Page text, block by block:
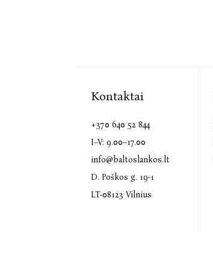
Kontaktai
+370 640 52 844
I–V: 9.00–17.00
info@baltoslankos.lt
D. Poškos g. 19-1
LT-08123 Vilnius